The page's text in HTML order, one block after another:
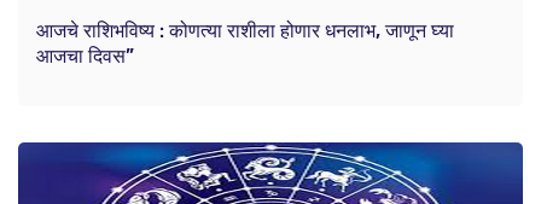
आजचे राशिभविष्य : कोणत्या राशीला होणार धनलाभ, जाणून घ्या
आजचा दिवस”